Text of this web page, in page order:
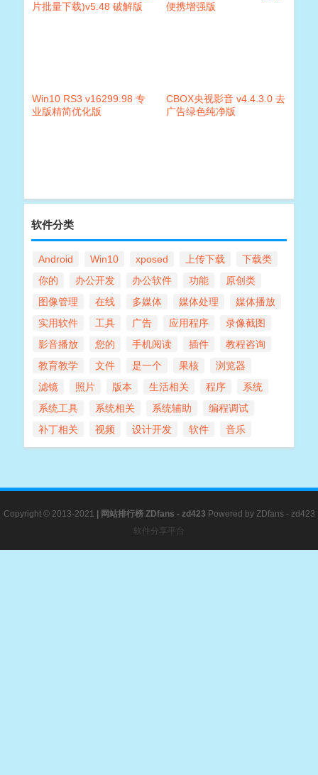
片批量下载)v5.48 破解版
便携增强版
Win10 RS3 v16299.98 专
业版精简优化版
CBOX央视影音 v4.4.3.0 去
广告绿色纯净版
软件分类
Android Win10 xposed 上传下载
下载类
你的
办公开发 办公软件 功能
原创类
图像管理
在线 多媒体 媒体处理
媒体播放
实用软件
工具 广告 应用程序
录像截图
影音播放
您的 手机阅读 插件
教程咨询
教育教学
文件 是一个 果核
浏览器
滤镜
照片 版本 生活相关 程序
系统
系统工具
系统相关 系统辅助
编程调试
补丁相关
视频 设计开发 软件 音乐
Copyright © 2013-2021 网站排行榜ZDfans - zd423 Powered by ZDfans - zd423
软件分享平台